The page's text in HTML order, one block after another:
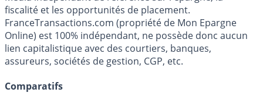
Premier guide épargne de France, en ligne depuis 2001.
Média indépendant de référence sur l'épargne, la
fiscalité et les opportunités de placement.
FranceTransactions.com (propriété de Mon Epargne
Online) est 100% indépendant, ne possède donc aucun
assureurs, sociétés de gestion, CGP, etc.